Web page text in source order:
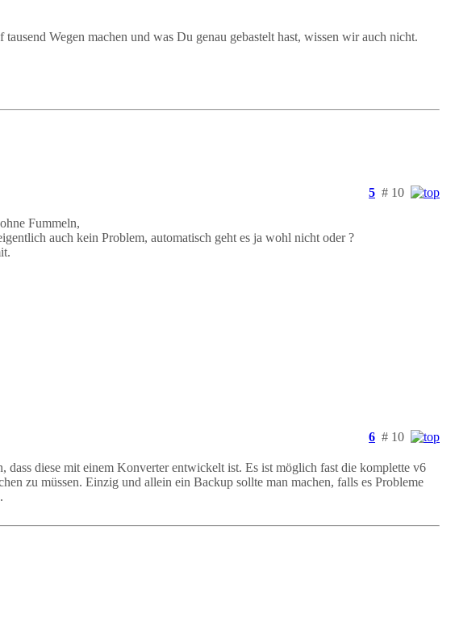
Wegen machen und was Du genau gebastelt hast, wissen wir auch nicht.
5 # 10
Fummeln,
auch kein Problem, automatisch geht es ja wohl nicht oder ?
6 # 10
dass diese mit einem Konverter entwickelt ist. Es ist möglich fast die komplette v6
zu müssen. Einzig und allein ein Backup sollte man machen, falls es Probleme